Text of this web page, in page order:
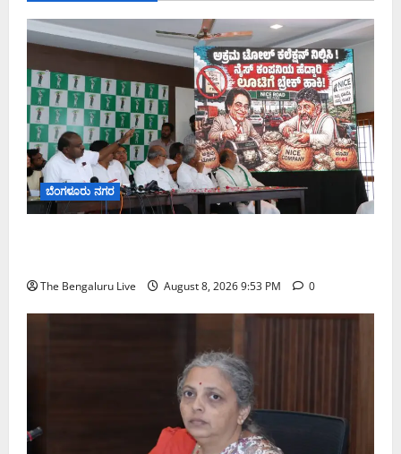
ಬೆಂಗಳೂರು ನಗರ
The Bengaluru Live August 8, 2026 9:53 PM 0